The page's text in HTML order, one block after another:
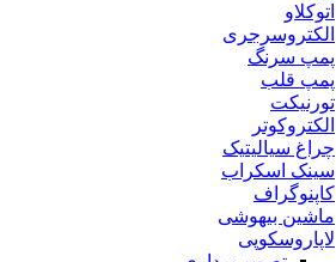
اتوکلاو
الکتروسرجری
پمپ سرنگ
پمپ قلب
تورنیکت
الکتروکوتر
چراغ سیالیتیک
سینک اسکراب
کاپنوگراف
ماشین بیهوشی
لاپاروسکوپی